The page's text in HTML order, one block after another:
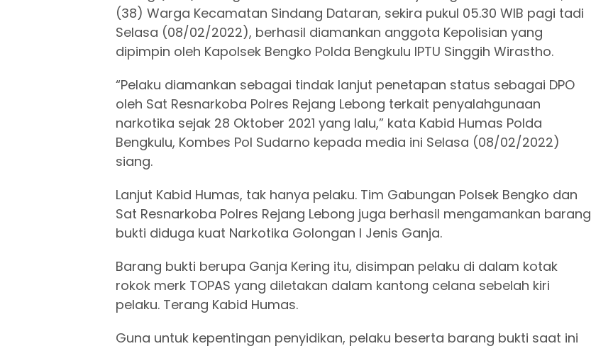
(38) Warga Kecamatan Sindang Dataran, sekira pukul 05.30 WIB pagi tadi
Selasa (08/02/2022), berhasil diamankan anggota Kepolisian yang
dipimpin oleh Kapolsek Bengko Polda Bengkulu IPTU Singgih Wirastho.
“Pelaku diamankan sebagai tindak lanjut penetapan status sebagai DPO
oleh Sat Resnarkoba Polres Rejang Lebong terkait penyalahgunaan
narkotika sejak 28 Oktober 2021 yang lalu,” kata Kabid Humas Polda
Bengkulu, Kombes Pol Sudarno kepada media ini Selasa (08/02/2022)
siang.
Lanjut Kabid Humas, tak hanya pelaku. Tim Gabungan Polsek Bengko dan
Sat Resnarkoba Polres Rejang Lebong juga berhasil mengamankan barang
bukti diduga kuat Narkotika Golongan I Jenis Ganja.
Barang bukti berupa Ganja Kering itu, disimpan pelaku di dalam kotak
rokok merk TOPAS yang diletakan dalam kantong celana sebelah kiri
pelaku. Terang Kabid Humas.
Guna untuk kepentingan penyidikan, pelaku beserta barang bukti saat ini